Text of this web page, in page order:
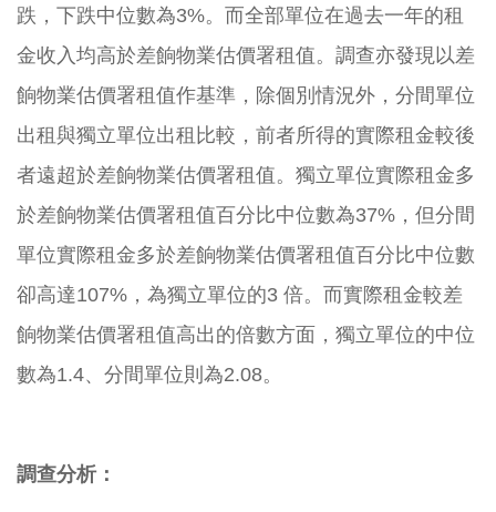
跌，下跌中位數為3%。而全部單位在過去一年的租
金收入均高於差餉物業估價署租值。調查亦發現以差
餉物業估價署租值作基準，除個別情況外，分間單位
出租與獨立單位出租比較，前者所得的實際租金較後
者遠超於差餉物業估價署租值。獨立單位實際租金多
於差餉物業估價署租值百分比中位數為37%，但分間
單位實際租金多於差餉物業估價署租值百分比中位數
卻高達107%，為獨立單位的3 倍。而實際租金較差
餉物業估價署租值高出的倍數方面，獨立單位的中位
數為1.4、分間單位則為2.08。
調查分析：